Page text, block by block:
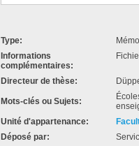
Type:
Informations
complémentaires:
Directeur de thèse:
Mots-clés ou Sujets:
Unité d'appartenance:
Déposé par: